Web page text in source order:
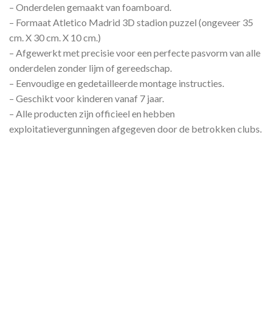
– Onderdelen gemaakt van foamboard.
– Formaat Atletico Madrid 3D stadion puzzel (ongeveer 35
cm. X 30 cm. X 10 cm.)
– Afgewerkt met precisie voor een perfecte pasvorm van alle
onderdelen zonder lijm of gereedschap.
– Eenvoudige en gedetailleerde montage instructies.
– Geschikt voor kinderen vanaf 7 jaar.
– Alle producten zijn officieel en hebben
exploitatievergunningen afgegeven door de betrokken clubs.